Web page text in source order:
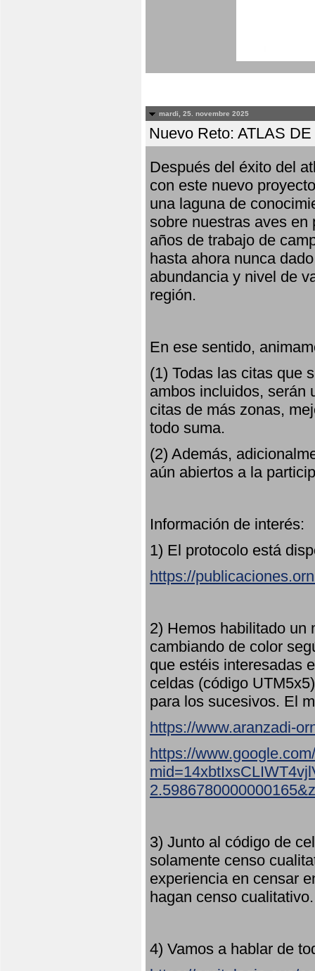
mardi, 25. novembre 2025
Nuevo Reto: ATLAS
Después del éxito del
con este nuevo
una laguna de
sobre nuestras aves en
años de trabajo de
hasta ahora nunca
abundancia y nivel de
región.
En ese sentido,
(1) Todas las citas que
ambos incluidos, serán
citas de más zonas,
todo suma.
(2) Además,
aún abiertos a la
Información de interés:
1) El protocolo está
https://
2) Hemos habilitado un
cambiando de color
que estéis interesadas
celdas (código
para los sucesivos. El
https://www.aranzadi-
https://
3) Junto al código de
solamente censo
experiencia en censar
hagan censo
4) Vamos a hablar de